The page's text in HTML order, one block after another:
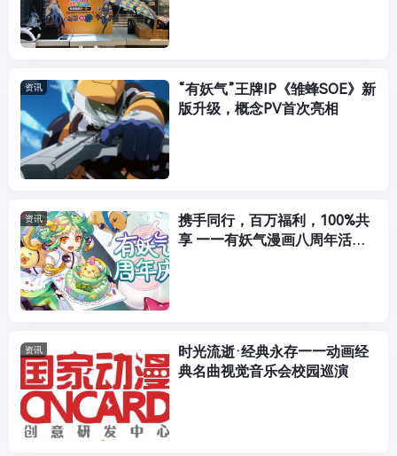
资讯
“有妖气”王牌IP《雏蜂SOE》新
版升级，概念PV首次亮相
资讯
携手同行，百万福利，100%共
享 ——有妖气漫画八周年活动
资讯
时光流逝·经典永存——动画经
典名曲视觉音乐会校园巡演